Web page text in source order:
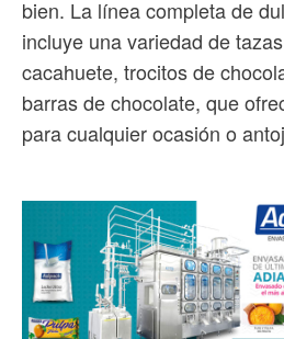
bien. La línea completa de
incluye una variedad de
cacahuete, trocitos de
barras de chocolate, que
para cualquier ocasión o